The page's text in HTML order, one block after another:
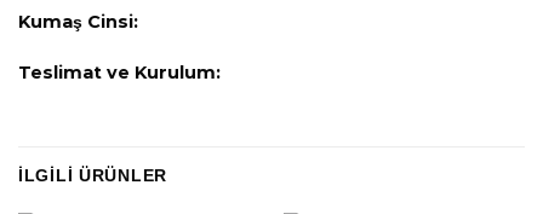
Kumaş Cinsi:
Teslimat ve Kurulum:
İLGILI ÜRÜNLER